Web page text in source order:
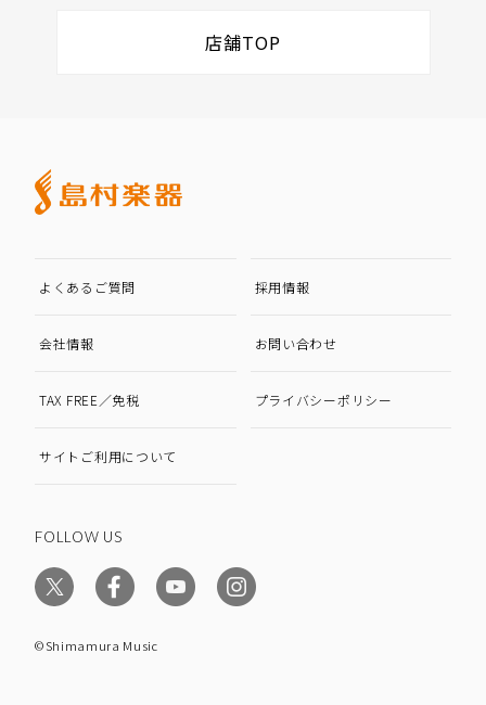
店舗TOP
よくあるご質問 採用情報
会社情報 お問い合わせ
TAX FREE／免税 プライバシーポリシー
サイトご利用について
FOLLOW US
©Shimamura Music